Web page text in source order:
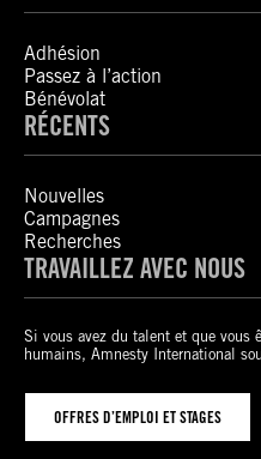
Adhésion
Passez à l’action
Bénévolat
RÉCENTS
Nouvelles
Campagnes
Recherches
TRAVAILLEZ AVEC NOUS
Si vous avez du talent et que vous
humains, Amnesty International
OFFRES D’EMPLOI ET STAGES